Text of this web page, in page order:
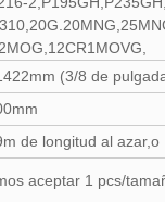
(3/8 de
de longitud al
aceptar 1 pcs/